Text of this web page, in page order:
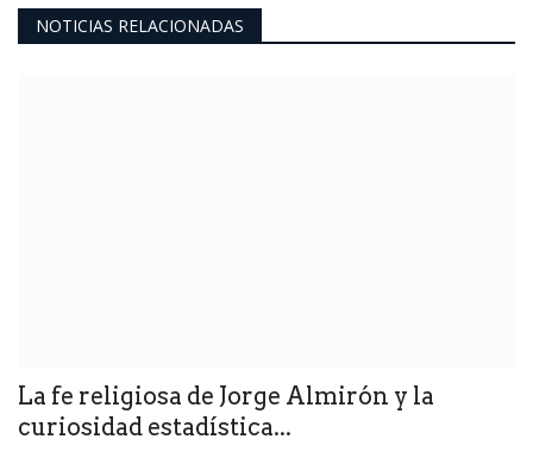
NOTICIAS RELACIONADAS
La fe religiosa de Jorge Almirón y la
curiosidad estadística...